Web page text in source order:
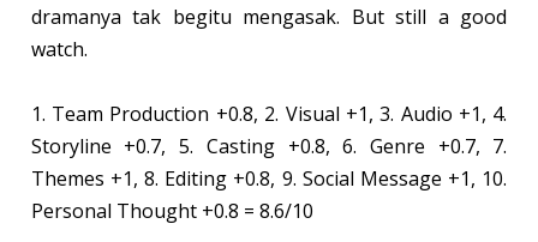
dramanya tak begitu mengasak. But still a good
watch.
1. Team Production +0.8, 2. Visual +1, 3. Audio +1, 4.
Storyline +0.7, 5. Casting +0.8, 6. Genre +0.7, 7.
Themes +1, 8. Editing +0.8, 9. Social Message +1, 10.
Personal Thought +0.8 = 8.6/10